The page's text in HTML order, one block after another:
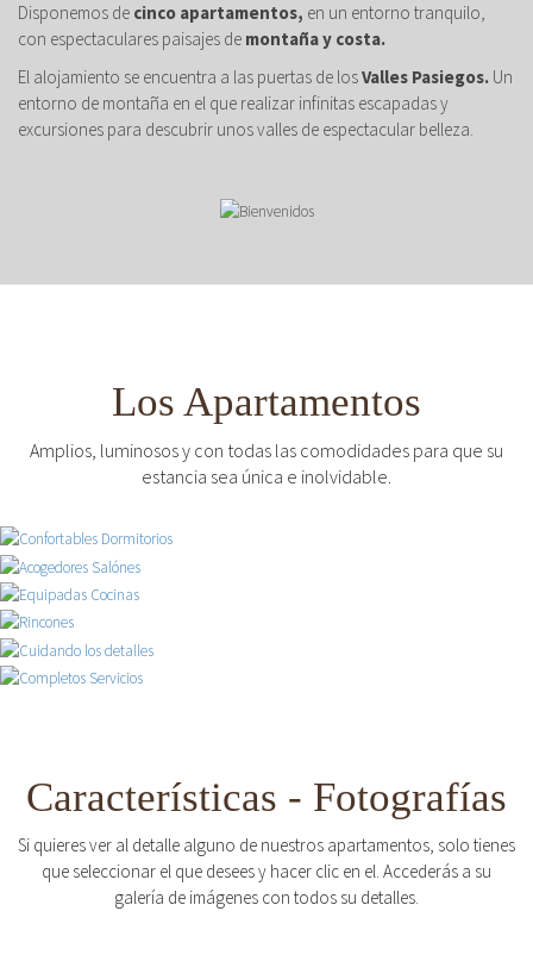
Disponemos de cinco apartamentos, en un entorno tranquilo,
con espectaculares paisajes de montaña y costa.
El alojamiento se encuentra a las puertas de losValles Pasiegos. Un
entorno de montaña en el que realizar infinitas escapadas y
excursiones para descubrir unos valles de espectacular belleza.
Los Apartamentos
Amplios, luminosos y con todas las comodidades para que su
estancia sea única e inolvidable.
Características - Fotografías
Si quieres ver al detalle alguno de nuestros apartamentos, solo tienes
que seleccionar el que desees y hacer clic en el. Accederás a su
galería de imágenes con todos su detalles.